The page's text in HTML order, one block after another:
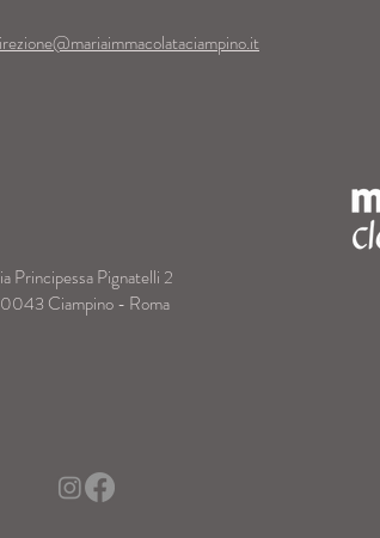
Principessa Pignatelli 2
Ciampino - Roma